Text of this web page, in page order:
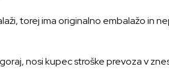
torej ima originalno embalažo in
nosi kupec stroške prevoza v